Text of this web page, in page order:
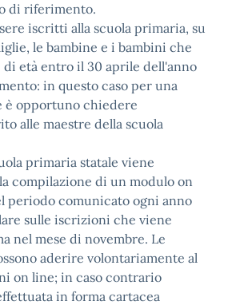
di riferimento.
iscritti alla scuola primaria, su
le bambine e i bambini che
età entro il 30 aprile dell'anno
in questo caso per una
è opportuno chiedere
alle maestre della scuola
primaria statale viene
compilazione di un modulo on
periodo comunicato ogni anno
sulle iscrizioni che viene
nel mese di novembre. Le
aderire volontariamente al
on line; in caso contrario
in forma cartacea